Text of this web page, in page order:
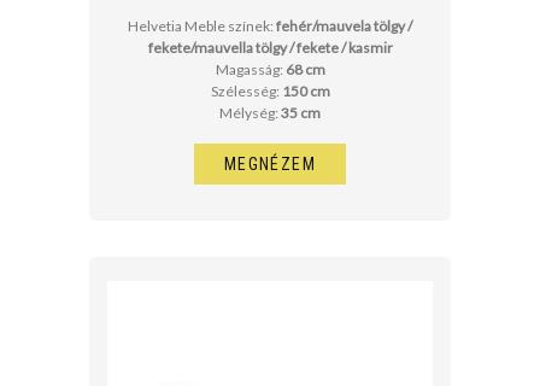
Helvetia Meble színek: fehér/mauvela tölgy /
fekete/mauvella tölgy / fekete / kasmir
Magasság: 68 cm
Szélesség: 150 cm
Mélység: 35 cm
MEGNÉZEM